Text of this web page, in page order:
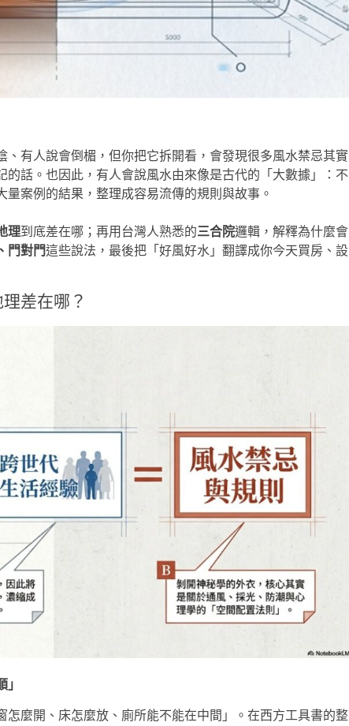
、有人說會倒楣，但你把它拆開看，會發現很多風水禁忌其實
的話。也因此，有人會說風水由來像是古代的「大數據」：不
案例的結果，整理成容易流傳的規則與故事。
理到底差在哪；再用台灣人熟悉的三合院邏輯，解釋為什麼會
門對門這些說法，最後把「好風好水」翻譯成你今天買房、設
差在哪？
怎麼開、床怎麼放、廁所能不能在中間」。在西方工具書的整